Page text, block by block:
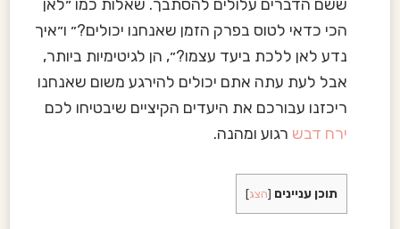
ששם הדברים עלולים להסתבך. שאלות כמו ״לאן
הכי כדאי לטוס בפרק הזמן שאנחנו יכולים?״ ו״איך
נדע לאן ללכת ביעד עצמו?״, הן לגיטימיות ביותר,
אבל לעת עתה אתם יכולים להירגע משום שאנחנו
ריכזנו עבורכם את היעדים הקיציים שיבטיחו לכם
ירח דבש רגוע ומהנה.
תוכן עניינים [הצג]